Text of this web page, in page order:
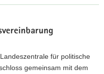
für politische
gemeinsam mit dem